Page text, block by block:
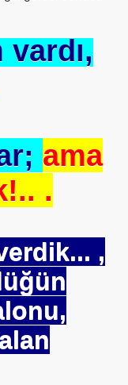
ama
.
,